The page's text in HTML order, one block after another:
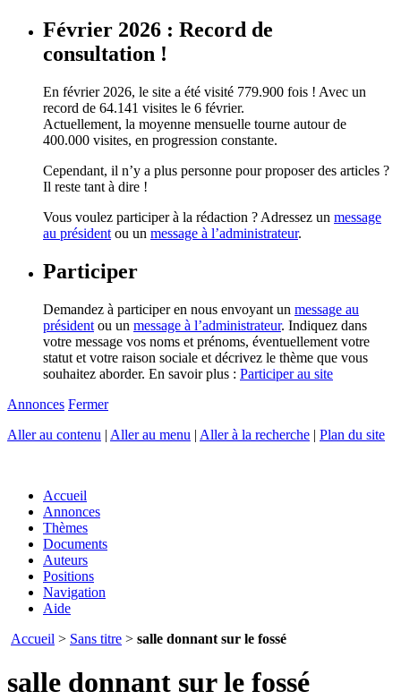
Février 2026 : Record de
consultation !
En février 2026, le site a été visité 779.900 fois ! Avec un
record de 64.141 visites le 6 février.
Actuellement, la moyenne mensuelle tourne autour de
400.000 visites, en progression constante.
Cependant, il n’y a plus personne pour proposer des articles ?
Il reste tant à dire !
Vous voulez participer à la rédaction ? Adressez un message
au président ou un message à l’administrateur.
Participer
Demandez à participer en nous envoyant un message au
président ou un message à l’administrateur. Indiquez dans
votre message vos noms et prénoms, éventuellement votre
statut et votre raison sociale et décrivez le thème que vous
souhaitez aborder. En savoir plus : Participer au site
Annonces Fermer
Aller au contenu | Aller au menu | Aller à la recherche | Plan du site
Accueil
Annonces
Thèmes
Documents
Auteurs
Positions
Navigation
Aide
Accueil > Sans titre > salle donnant sur le fossé
salle donnant sur le fossé